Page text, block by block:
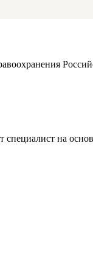
специалист на